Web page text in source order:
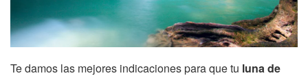
Te damos las mejores indicaciones para que tu luna de